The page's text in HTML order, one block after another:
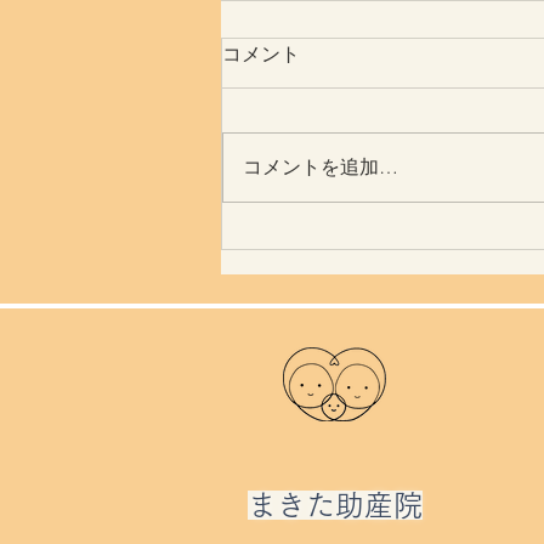
月経は人権
コメント
コメントを追加…
​まきた助産院